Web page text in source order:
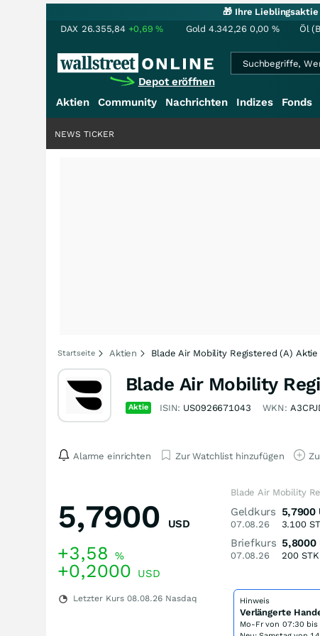
🎁 Ihre
DAX 26.355,84 +0,69% Gold 4.342,26 0,00 % Öl
Depot eröffnen
Aktien Community Nachrichten Indizes Fonds
NEWS TICKER
Startseite Aktien Blade Air Mobility Registered (A) Aktie
Blade Air Mobility
Aktie ISIN: US0926671043 WKN:
Alarme einrichten Zur Watchlist hinzufügen
5,7900 USD
+3,58 %
+0,2000 USD
Letzter Kurs 08.08.26 Nasdaq
Blade Air Mobility
Geldkurs
07.08.26
5,7900
3.100
Briefkurs
07.08.26
5,8000
200STK
Hinweis
Verlängerte
Mo-Fr von 07:30 bis